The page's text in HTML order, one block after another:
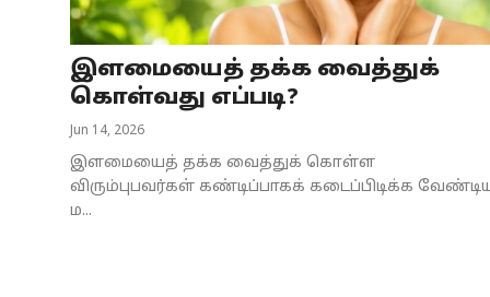
இளமையைத் தக்க வைத்துக்
கொள்வது எப்படி?
Jun 14, 2026
இளமையைத் தக்க வைத்துக் கொள்ள
விரும்புபவர்கள் கண்டிப்பாகக் கடைப்பிடிக்க
ம...